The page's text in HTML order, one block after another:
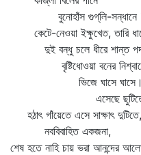
বুনোহাঁস গুগ্‌লি-সন্ধানে।
কেটে-নেওয়া ইক্ষুখেত, তারি
দুই বন্ধু চলে ধীরে শান্ত
বৃষ্টিধোওয়া বনের
ভিজে ঘাসে ঘাসে।
এসেছে
হঠাৎ গাঁয়েতে এসে সাক্ষাৎ দুটিতে,
নববিবাহিত একজনা,
শেষ হতে নাহি চায় ভরা আনন্দের